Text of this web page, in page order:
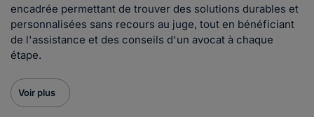
encadrée permettant de trouver des solutions durables et
personnalisées sans recours au juge, tout en bénéficiant
de l'assistance et des conseils d'un avocat à chaque
étape.
Voir plus